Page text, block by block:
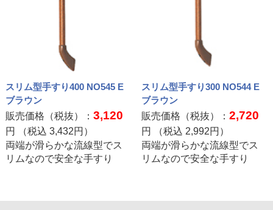
スリム型手すり400 NO545 E
ブラウン
販売価格（税抜）： 3,120
円 （税込 3,432円）
両端が滑らかな流線型でス
リムなので安全な手すり
スリム型手すり300 NO544 E
ブラウン
販売価格（税抜）：2,720
円 （税込 2,992円）
両端が滑らかな流線型でス
リムなので安全な手すり